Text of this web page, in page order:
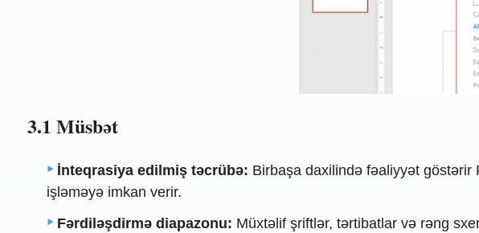
3.1 Müsbət
İnteqrasiya edilmiş təcrübə: Birbaşa daxilində fəaliyyət göstərir
işləməyə imkan verir.
Fərdiləşdirmə diapazonu: Müxtəlif şriftlər, tərtibatlar və rəng